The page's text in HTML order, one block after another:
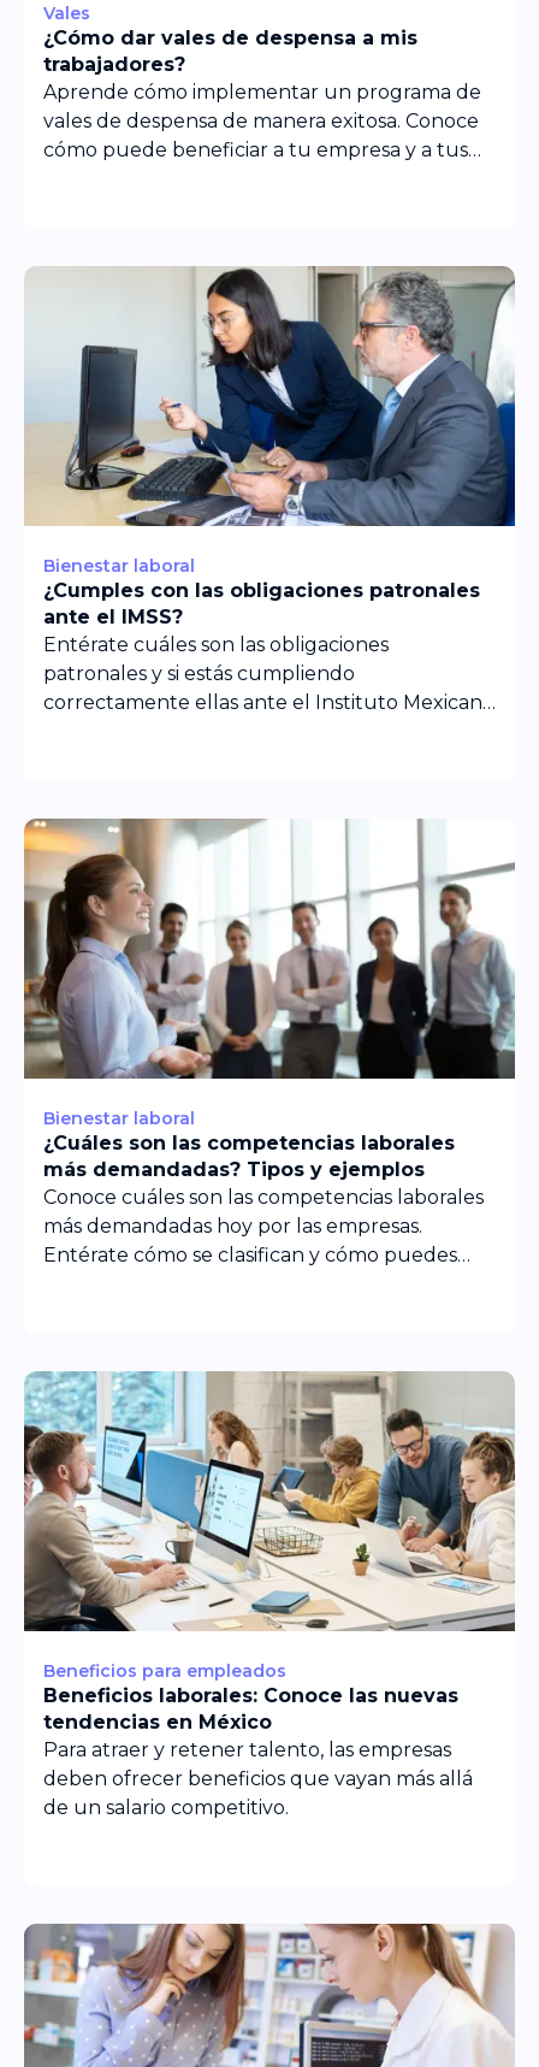
Vales
¿Cómo dar vales de despensa a mis
trabajadores?
Aprende cómo implementar un programa de
vales de despensa de manera exitosa. Conoce
cómo puede beneficiar a tu empresa y a tus
Bienestar laboral
¿Cumples con las obligaciones patronales
ante el IMSS?
Entérate cuáles son las obligaciones
patronales y si estás cumpliendo
correctamente ellas ante el Instituto Mexicano
Bienestar laboral
¿Cuáles son las competencias laborales
más demandadas? Tipos y ejemplos
Conoce cuáles son las competencias laborales
más demandadas hoy por las empresas.
Entérate cómo se clasifican y cómo puedes
Beneficios para empleados
Beneficios laborales: Conoce las nuevas
tendencias en México
Para atraer y retener talento, las empresas
deben ofrecer beneficios que vayan más allá
de un salario competitivo.